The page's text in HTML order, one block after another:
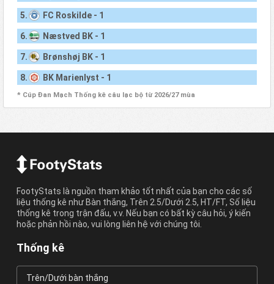
5. FC Roskilde - 1
6. Næstved BK - 1
7. Brønshøj BK - 1
8. BK Marienlyst - 1
* Cúp Đan Mạch Thống kê câu lạc bộ từ 2026/27 mùa
FootyStats là nguồn tham khảo tốt nhất của bạn cho các số
liệu thống kê như Bàn thắng, Trên 2.5/Dưới 2.5, HT/FT, Số liệu
thống kê trong trận đấu, v.v. Nếu bạn có bất kỳ câu hỏi, ý kiến
hoặc phản hồi nào, vui lòng liên hệ với chúng tôi.
Thống kê
Trên/Dưới bàn thắng